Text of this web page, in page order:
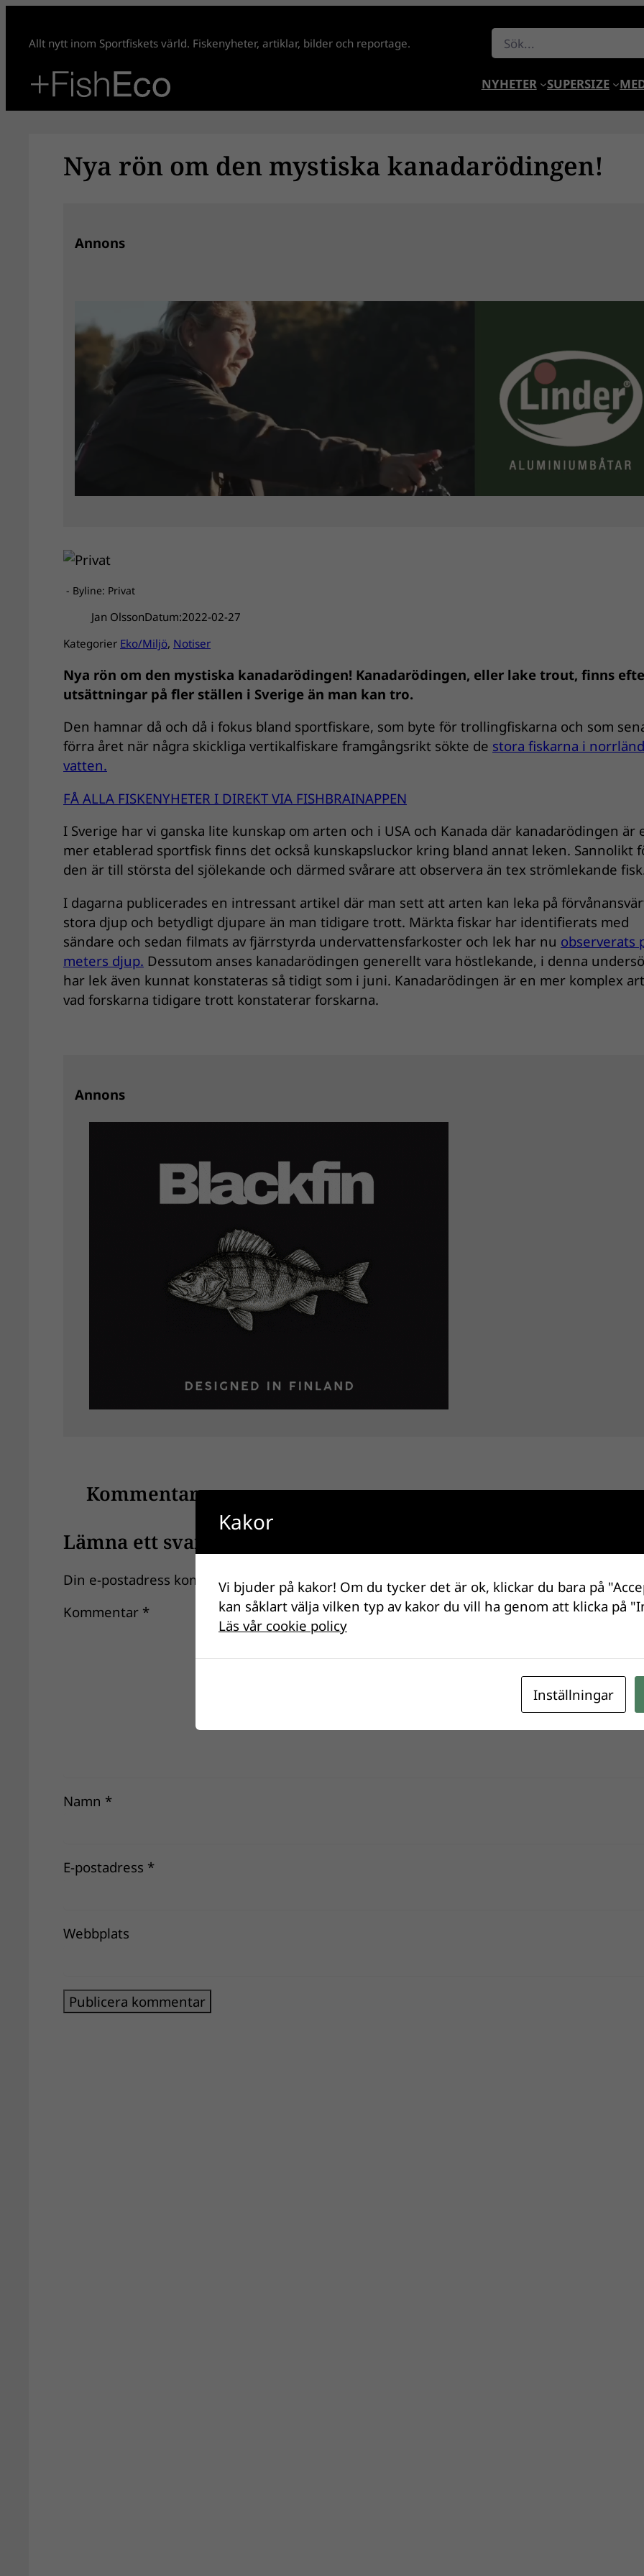
innehåll
Allt nytt inom Sportfiskets värld. Fiskenyheter, artiklar, bilder och reportage. Sök
NYHETER SUPERSIZE
Nya rön om den mystiska kanadarödingen!
Annons
- Byline: Privat
Jan OlssonDatum:2022-02-27
Kategorier Eko/Miljö, Notiser
Nya rön om den mystiska kanadarödingen! Kanadarödingen, eller lake trout, finns
utsättningar på fler ställen i Sverige än man kan tro.
Den hamnar då och då i fokus bland sportfiskare, som byte för trollingfiskarna och som
förra året när några skickliga vertikalfiskare framgångsrikt sökte de stora fiskarna i
vatten.
FÅ ALLA FISKENYHETER I DIREKT VIA FISHBRAINAPPEN
I Sverige har vi ganska lite kunskap om arten och i USA och Kanada där kanadarödingen är
mer etablerad sportfisk finns det också kunskapsluckor kring bland annat leken. Sannolikt
den är till största del sjölekande och därmed svårare att observera än tex strömlekande
I dagarna publicerades en intressant artikel där man sett att arten kan leka på
stora djup och betydligt djupare än man tidigare trott. Märkta fiskar har identifierats med
sändare och sedan filmats av fjärrstyrda undervattensfarkoster och lek har nu observerats
meters djup. Dessutom anses kanadarödingen generellt vara höstlekande, i denna
har lek även kunnat konstateras så tidigt som i juni. Kanadarödingen är en mer komplex
vad forskarna tidigare trott konstaterar forskarna.
Annons
Kommentarer
Lämna ett svar
Din e-postadress kommer inte publiceras. Obligatoriska fält är märkta *
Kommentar *
Namn *
E-postadress *
Webbplats
Kakor
Vi bjuder på kakor! Om du tycker det är ok, klickar du bara på
kan såklart välja vilken typ av kakor du vill ha genom att klicka på
Läs vår cookie policy
Inställningar